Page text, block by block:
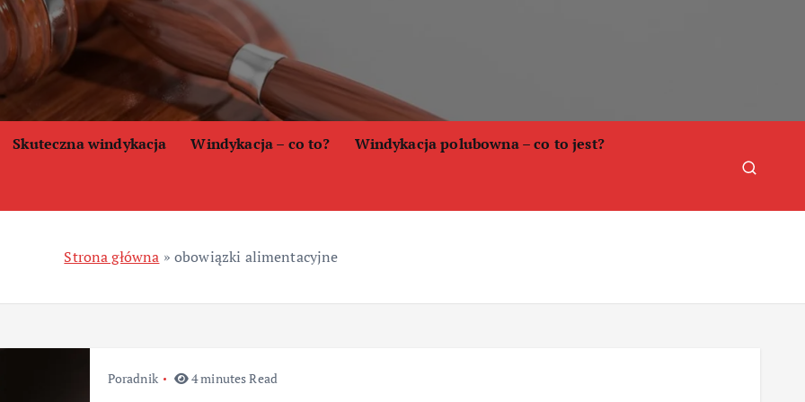
Skuteczna windykacja Windykacja – co to? Windykacja polubowna – co to jest?
Strona główna » obowiązki alimentacyjne
Poradnik 4 minutes Read